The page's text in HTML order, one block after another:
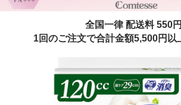
全国一律 配送料 550円
1回のご注文で合計金額5,500円以